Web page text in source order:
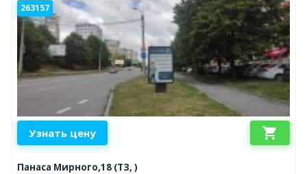
263157
Узнать цену shopping_cart
Панаса Мирного,18 (ТЗ, )